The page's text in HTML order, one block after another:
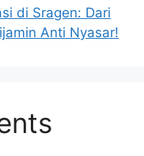
di Sragen: Dari
Anti Nyasar!